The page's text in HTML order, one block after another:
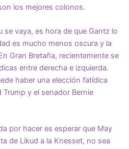
los mejores colonos.
se vaya, es hora de que Gantz lo
es mucho menos oscura y la
Gran Bretaña, recientemente se
entre derecha e izquierda.
haber una elección fatídica
y el senador Bernie
por hacer es esperar que May
de Likud a la Knesset, no sea